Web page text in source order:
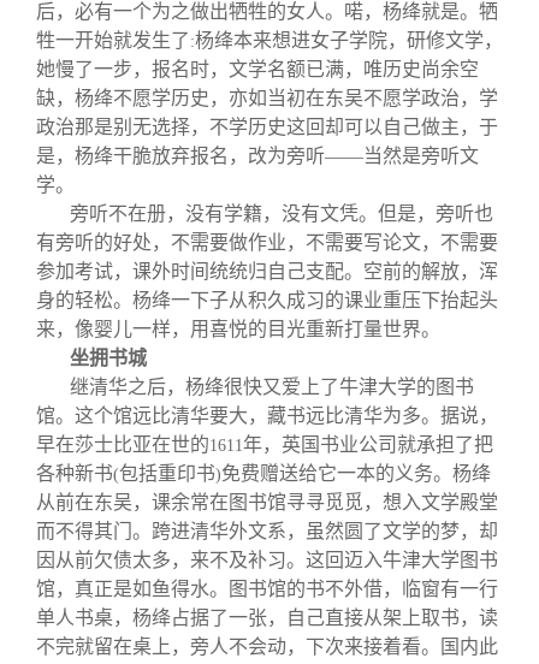
后，必有一个为之做出牺牲的女人。喏，杨绛就是。牺
牲一开始就发生了 :杨绛本来想进女子学院，研修文学，
她慢了一步，报名时，文学名额已满，唯历史尚余空
缺，杨绛不愿学历史，亦如当初在东吴不愿学政治，学
政治那是别无选择，不学历史这回却可以自己做主，于
是，杨绛干脆放弃报名，改为旁听——当然是旁听文
学。
旁听不在册，没有学籍，没有文凭。但是，旁听也
有旁听的好处，不需要做作业，不需要写论文，不需要
参加考试，课外时间统统归自己支配。空前的解放，浑
身的轻松。杨绛一下子从积久成习的课业重压下抬起头
来，像婴儿一样，用喜悦的目光重新打量世界。
坐拥书城
继清华之后，杨绛很快又爱上了牛津大学的图书
馆。这个馆远比清华要大，藏书远比清华为多。据说，
早在莎士比亚在世的1611年，英国书业公司就承担了把
各种新书(包括重印书)免费赠送给它一本的义务。杨绛
从前在东吴，课余常在图书馆寻寻觅觅，想入文学殿堂
而不得其门。跨进清华外文系，虽然圆了文学的梦，却
因从前欠债太多，来不及补习。这回迈入牛津大学图书
馆，真正是如鱼得水。图书馆的书不外借，临窗有一行
单人书桌，杨绛占据了一张，自己直接从架上取书，读
不完就留在桌上，旁人不会动，下次来接着看。国内此